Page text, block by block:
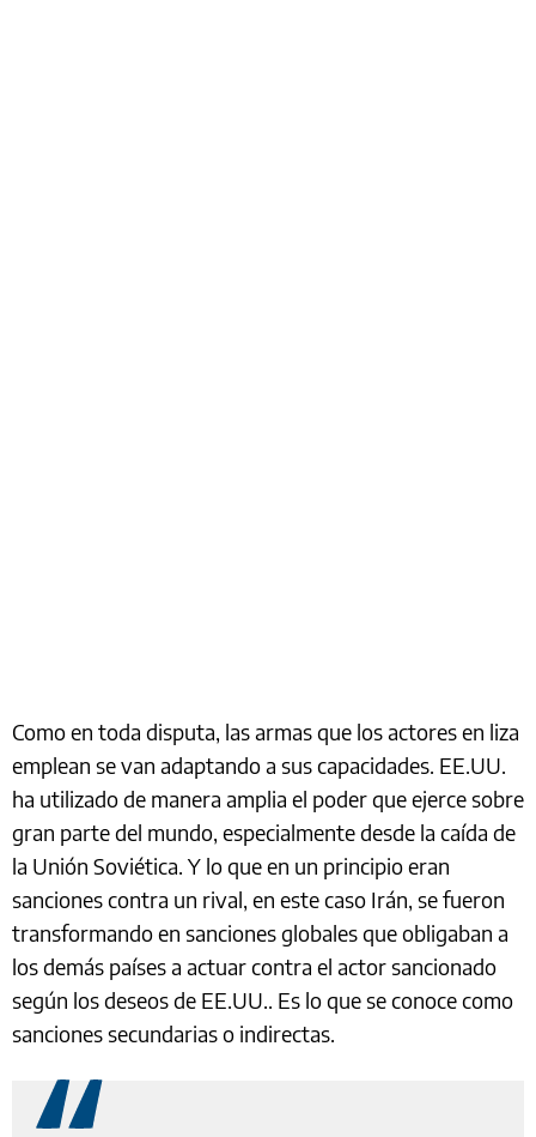
Como en toda disputa, las armas que los actores en liza
emplean se van adaptando a sus capacidades. EE.UU.
ha utilizado de manera amplia el poder que ejerce sobre
gran parte del mundo, especialmente desde la caída de
la Unión Soviética. Y lo que en un principio eran
sanciones contra un rival, en este caso Irán, se fueron
transformando en sanciones globales que obligaban a
los demás países a actuar contra el actor sancionado
según los deseos de EE.UU.. Es lo que se conoce como
sanciones secundarias o indirectas.